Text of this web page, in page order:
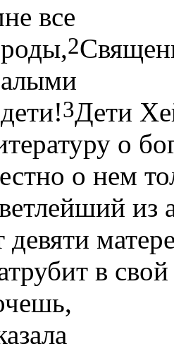
все
2
3Дети
о
о нем
из
девяти
в